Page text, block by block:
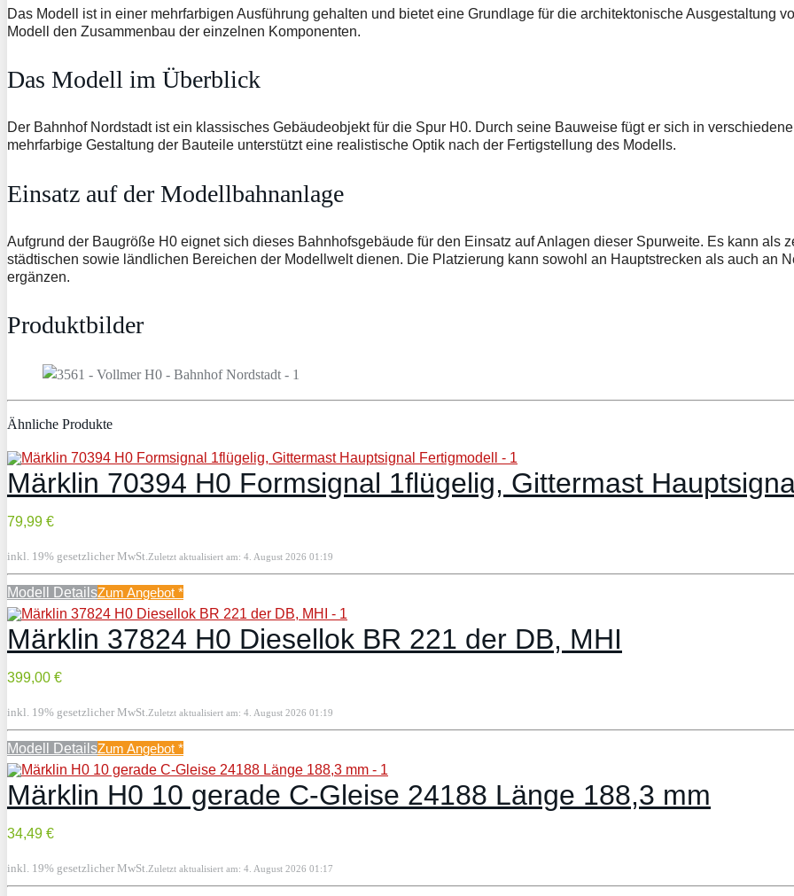
Das Modell ist in einer mehrfarbigen Ausführung gehalten und bietet eine Grundlage für die architektonische Ausgestaltung
Modell den Zusammenbau der einzelnen Komponenten.
Das Modell im Überblick
Der Bahnhof Nordstadt ist ein klassisches Gebäudeobjekt für die Spur H0. Durch seine Bauweise fügt er sich in
mehrfarbige Gestaltung der Bauteile unterstützt eine realistische Optik nach der Fertigstellung des Modells.
Einsatz auf der Modellbahnanlage
Aufgrund der Baugröße H0 eignet sich dieses Bahnhofsgebäude für den Einsatz auf Anlagen dieser Spurweite. Es kann als
städtischen sowie ländlichen Bereichen der Modellwelt dienen. Die Platzierung kann sowohl an Hauptstrecken als auch an
ergänzen.
Produktbilder
Ähnliche Produkte
Märklin 70394 H0 Formsignal 1flügelig, Gittermast
79,99 €
inkl. 19% gesetzlicher MwSt.Zuletzt aktualisiert am: 4. August 2026 01:19
Modell DetailsZum Angebot *
Märklin 37824 H0 Diesellok BR 221 der DB, MHI
399,00 €
inkl. 19% gesetzlicher MwSt.Zuletzt aktualisiert am: 4. August 2026 01:19
Modell DetailsZum Angebot *
Märklin H0 10 gerade C-Gleise 24188 Länge 188,3 mm
34,49 €
inkl. 19% gesetzlicher MwSt.Zuletzt aktualisiert am: 4. August 2026 01:17